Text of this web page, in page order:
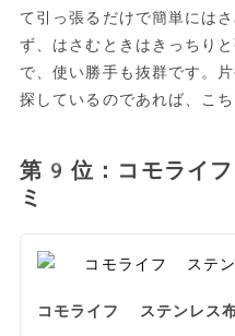
て引っ張るだけで簡単には
ず、はさむときはきっちり
で、使い勝手も抜群です。
探しているのであれば、こ
第9位：コモライ
ミ
コモライフ ステンレス